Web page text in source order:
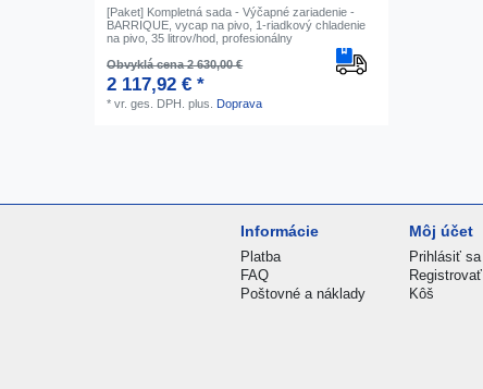
[Paket] Kompletná sada - Výčapné zariadenie -
BARRIQUE, vycap na pivo, 1-riadkový chladenie
na pivo, 35 litrov/hod, profesionálny
Obvyklá cena 2 630,00 €
2 117,92 € *
*vr. ges. DPH. plus. Doprava
Informácie
Platba
FAQ
Poštovné a náklady
Môj účet
Prihlásiť sa
Registrovať
Kôš